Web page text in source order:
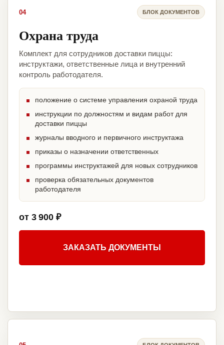
04 БЛОК ДОКУМЕНТОВ
Охрана труда
Комплект для сотрудников доставки пиццы:
инструктажи, ответственные лица и внутренний
контроль работодателя.
положение о системе управления охраной труда
инструкции по должностям и видам работ для
доставки пиццы
журналы вводного и первичного инструктажа
приказы о назначении ответственных
программы инструктажей для новых сотрудников
проверка обязательных документов
работодателя
от 3 900 ₽
ЗАКАЗАТЬ ДОКУМЕНТЫ